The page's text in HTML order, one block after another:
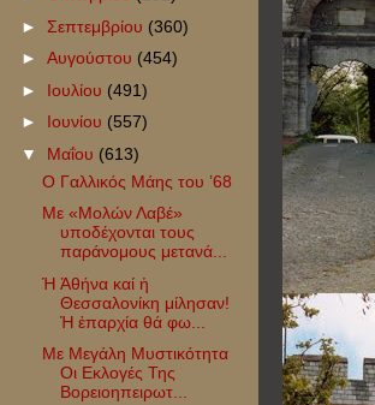
► Σεπτεμβρίου (360)
► Αυγούστου (454)
► Ιουλίου (491)
► Ιουνίου (557)
▼ Μαΐου (613)
Ο Γαλλικός Μάης του ’68
Με «Μολών Λαβέ»
υποδέχονται τους
παράνομους μετανά...
Ἡ Ἀθήνα καί ἡ
Θεσσαλονίκη μίλησαν!
Ἡ ἐπαρχία θά φω...
Με Μεγάλη Μυστικότητα
Οι Εκλογές Της
Βορειοηπειρωτ...